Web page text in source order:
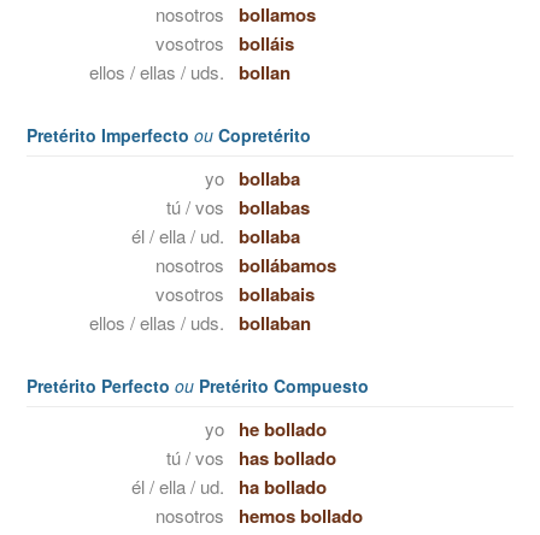
nosotros bollamos
vosotros bolláis
ellos / ellas / uds. bollan
Pretérito Imperfecto ou Copretérito
yo bollaba
tú / vos bollabas
él / ella / ud. bollaba
nosotros bollábamos
vosotros bollabais
ellos / ellas / uds. bollaban
Pretérito Perfecto ou Pretérito Compuesto
yo he bollado
tú / vos has bollado
él / ella / ud. ha bollado
nosotros hemos bollado